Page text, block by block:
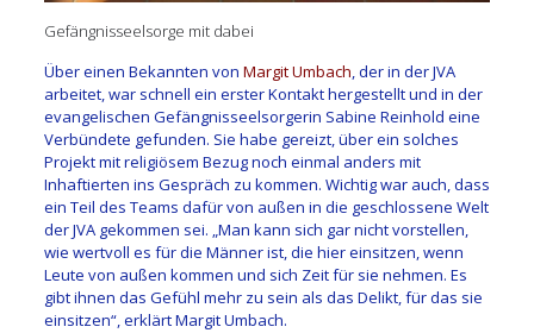
Gefängnisseelsorge mit dabei
Über einen Bekannten von Margit Umbach, der in der JVA
arbeitet, war schnell ein erster Kontakt hergestellt und in der
evangelischen Gefängnisseelsorgerin Sabine Reinhold eine
Verbündete gefunden. Sie habe gereizt, über ein solches
Projekt mit religiösem Bezug noch einmal anders mit
Inhaftierten ins Gespräch zu kommen. Wichtig war auch, dass
ein Teil des Teams dafür von außen in die geschlossene Welt
der JVA gekommen sei. „Man kann sich gar nicht vorstellen,
wie wertvoll es für die Männer ist, die hier einsitzen, wenn
Leute von außen kommen und sich Zeit für sie nehmen. Es
gibt ihnen das Gefühl mehr zu sein als das Delikt, für das sie
einsitzen“, erklärt Margit Umbach.